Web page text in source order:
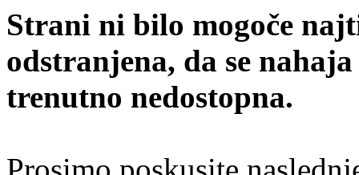
Strani ni bilo mogoče
odstranjena, da se
trenutno nedostopna.